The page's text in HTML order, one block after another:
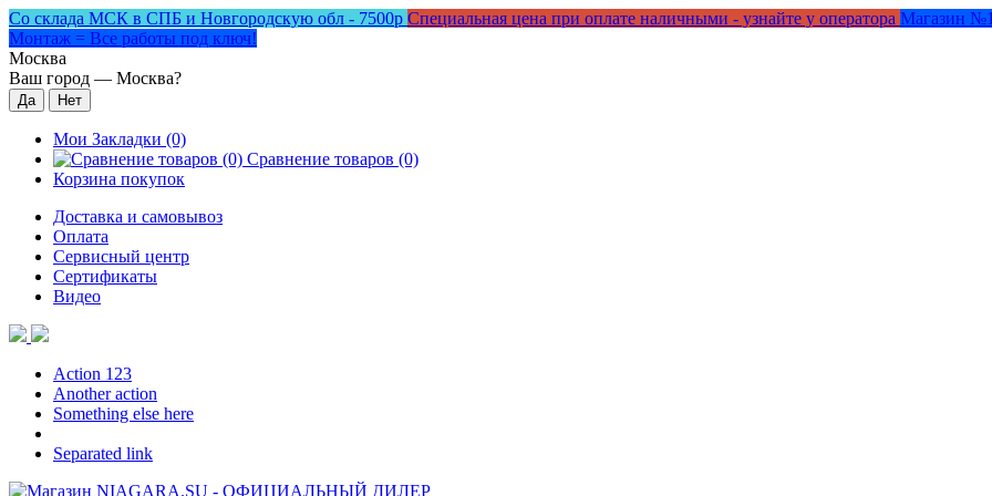
Со склада МСК в СПБ и Новгородскую обл - 7500р Специальная цена при оплате наличными - узнайте у оператора Магазин
Монтаж = Все работы под ключ!
Москва
Ваш город — Москва?
Мои Закладки (0)
Сравнение товаров (0)
Корзина покупок
Доставка и самовывоз
Оплата
Сервисный центр
Сертификаты
Видео
Action 123
Another action
Something else here
Separated link